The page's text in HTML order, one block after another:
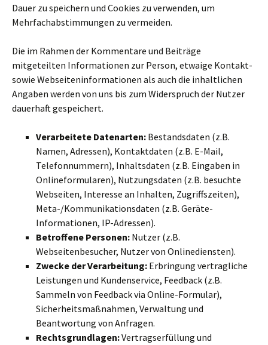
Dauer zu speichern und Cookies zu verwenden, um
Mehrfachabstimmungen zu vermeiden.
Die im Rahmen der Kommentare und Beiträge
mitgeteilten Informationen zur Person, etwaige Kontakt-
sowie Webseiteninformationen als auch die inhaltlichen
Angaben werden von uns bis zum Widerspruch der Nutzer
dauerhaft gespeichert.
Verarbeitete Datenarten: Bestandsdaten (z.B.
Namen, Adressen), Kontaktdaten (z.B. E-Mail,
Telefonnummern), Inhaltsdaten (z.B. Eingaben in
Onlineformularen), Nutzungsdaten (z.B. besuchte
Webseiten, Interesse an Inhalten, Zugriffszeiten),
Meta-/Kommunikationsdaten (z.B. Geräte-
Informationen, IP-Adressen).
Betroffene Personen: Nutzer (z.B.
Webseitenbesucher, Nutzer von Onlinediensten).
Zwecke der Verarbeitung: Erbringung vertragliche
Leistungen und Kundenservice, Feedback (z.B.
Sammeln von Feedback via Online-Formular),
Sicherheitsmaßnahmen, Verwaltung und
Beantwortung von Anfragen.
Rechtsgrundlagen:Vertragserfüllung und